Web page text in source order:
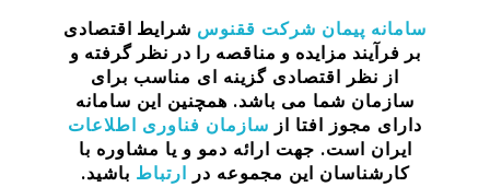
سامانه پیمان شرکت ققنوس شرایط اقتصادی
بر فرآیند مزایده و مناقصه را در نظر گرفته و
از نظر اقتصادی گزینه ای مناسب برای
سازمان شما می باشد. همچنین این سامانه
دارای مجوز افتا از سازمان فناوری اطلاعات
ایران است. جهت ارائه دمو و یا مشاوره با
کارشناسان این مجموعه در ارتباط باشید.